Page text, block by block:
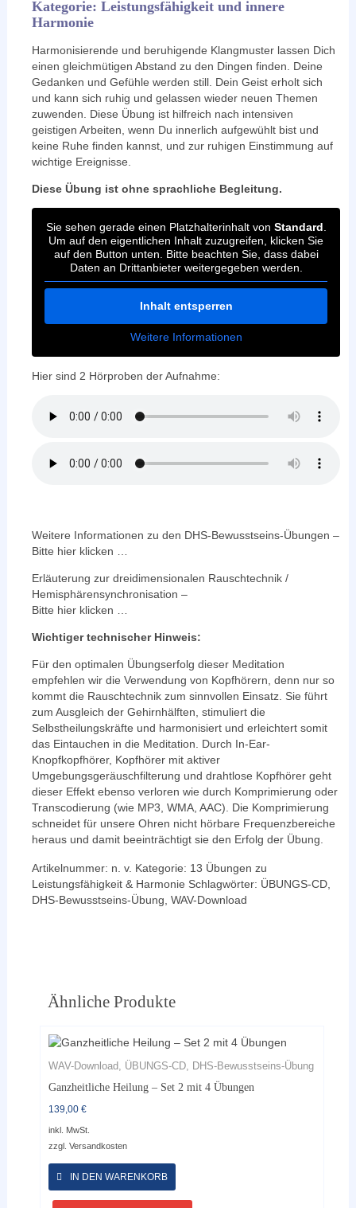
Kategorie: Leistungsfähigkeit und innere
Harmonie
Harmonisierende und beruhigende Klangmuster lassen Dich
einen gleichmütigen Abstand zu den Dingen finden. Deine
Gedanken und Gefühle werden still. Dein Geist erholt sich
und kann sich ruhig und gelassen wieder neuen Themen
zuwenden. Diese Übung ist hilfreich nach intensiven
geistigen Arbeiten, wenn Du innerlich aufgewühlt bist und
keine Ruhe finden kannst, und zur ruhigen Einstimmung auf
wichtige Ereignisse.
Diese Übung ist ohne sprachliche Begleitung.
Sie sehen gerade einen Platzhalterinhalt von Standard
Um auf den eigentlichen Inhalt zuzugreifen, klicken Sie
auf den Button unten. Bitte beachten Sie, dass dabei
Daten an Drittanbieter weitergegeben werden.
Inhalt entsperren
Weitere Informationen
Hier sind 2 Hörproben der Aufnahme:
Weitere Informationen zu den DHS-Bewusstseins-Übungen –
Bitte hier klicken …
Erläuterung zur dreidimensionalen Rauschtechnik /
Hemisphärensynchronisation –
Bitte hier klicken …
Wichtiger technischer Hinweis:
Für den optimalen Übungserfolg dieser Meditation
empfehlen wir die Verwendung von Kopfhörern, denn nur so
kommt die Rauschtechnik zum sinnvollen Einsatz. Sie führt
zum Ausgleich der Gehirnhälften, stimuliert die
Selbstheilungskräfte und harmonisiert und erleichtert somit
das Eintauchen in die Meditation. Durch In-Ear-
Knopfkopfhörer, Kopfhörer mit aktiver
Umgebungsgeräuschfilterung und drahtlose Kopfhörer geht
dieser Effekt ebenso verloren wie durch Komprimierung oder
Transcodierung (wie MP3, WMA, AAC). Die Komprimierung
schneidet für unsere Ohren nicht hörbare Frequenzbereiche
heraus und damit beeinträchtigt sie den Erfolg der Übung.
Artikelnummer: n. v. Kategorie: 13 Übungen zu
Leistungsfähigkeit & Harmonie Schlagwörter: ÜBUNGS-CD
DHS-Bewusstseins-Übung ,WAV-Download
Ähnliche Produkte
WAV-Download, ÜBUNGS-CD, DHS-Bewusstseins-Übung
Ganzheitliche Heilung – Set 2 mit 4 Übungen
139,00€
inkl. MwSt.
zzgl.Versandkosten
IN DEN WARENKORB
weist